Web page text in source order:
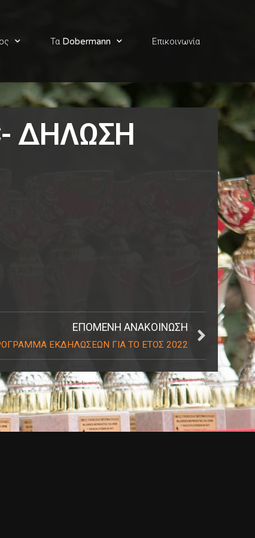
Τα Dobermann Επικοινωνία
ΔΗΛΩΣΗ
ΕΠΌΜΕΝΗ ΑΝΑΚΟΊΝΩΣΗ
ΕΚΔΗΛΩΣΕΩΝ ΓΙΑ ΤΟ ΕΤΟΣ 2022